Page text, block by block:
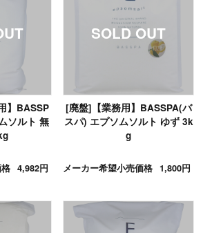
】BASSP
ソルト 無
4,982円
[廃盤]【業務用】BASSPA(バ
スパ) エプソムソルト ゆず 3k
g
メーカー希望小売価格 1,800円